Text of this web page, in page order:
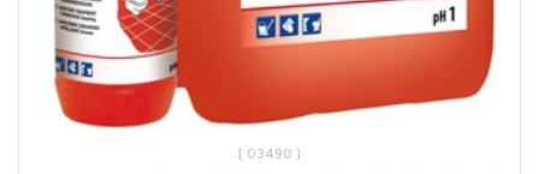
[ 03490 ]